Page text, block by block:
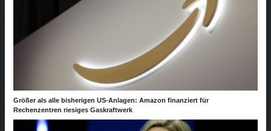
Größer als alle bisherigen US-Anlagen: Amazon finanziert für
Rechenzentren riesiges Gaskraftwerk